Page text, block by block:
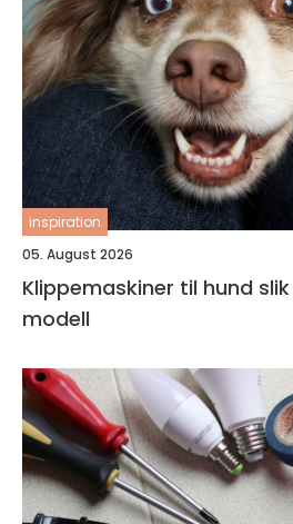
inspiration
05. August 2026
Klippemaskiner til hund slik velger du riktig
modell